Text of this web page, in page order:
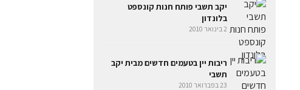
יקב תשבי פותח חנות קונספט
בלונדון
2 בינואר 2010
ריבות יין בטעמים חדשים מבית יקב
תשבי
23 בפברואר 2010